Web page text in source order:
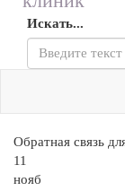
Искать...
Обратная связь
11
нояб